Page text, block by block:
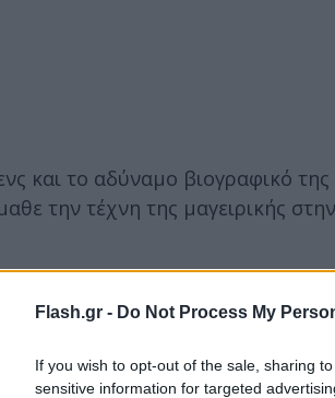
Flash.gr - Do Not Process My
If you wish to opt-out of the sale, sharing
sensitive information for targeted
και το αδύναμο βιογραφικό της
την τέχνη της μαγειρικής
για φριτέζες αέρα,
να τα χαρακτηρίζουν ως